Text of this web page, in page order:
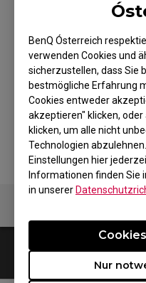
BenQ Ósterreich
verwenden Cookies und
sicherzustellen, dass Sie
bestmögliche Erfahrung
Cookies entweder
akzeptieren" klicken,
klicken, um alle nicht
Technologien
Einstellungen hier
Informationen finden Sie
in unserer
Nur
S1
Esport –
Edition